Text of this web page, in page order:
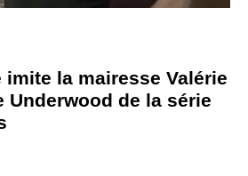
imite la mairesse Valérie
Underwood de la série